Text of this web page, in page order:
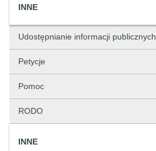
INNE
Udostępnianie informacji publicznych
Petycje
Pomoc
RODO
INNE